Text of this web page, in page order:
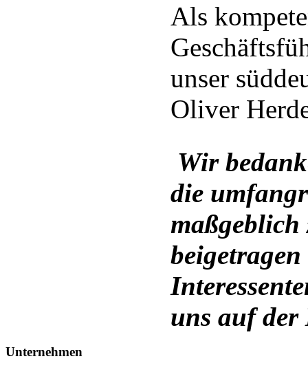
Als
unser
Oliver
Wir
die
maßgeblich
uns auf der
Unternehmen